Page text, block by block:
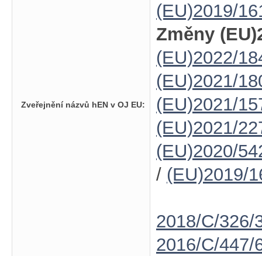
Zveřejnění názvů hEN v OJ EU:
(EU)2019/
Změny
(EU)2022/
(EU)2021/
(EU)2021/
(EU)2021/
(EU)2020/
/ (EU)2019/
2018/C/326/
2016/C/447/